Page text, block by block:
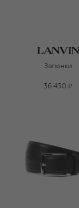
Запонки
36 450 ₽